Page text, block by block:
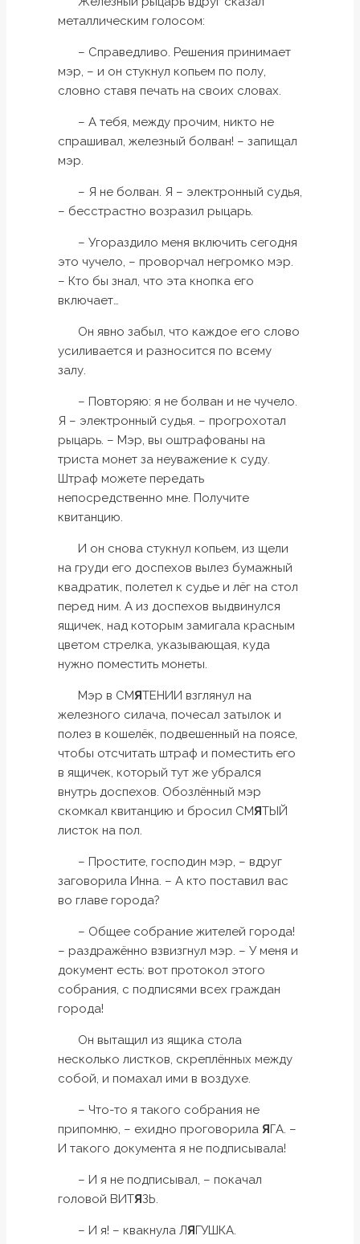
металлическим голосом:
– Справедливо. Решения принимает
мэр, – и он стукнул копьем по полу,
словно ставя печать на своих словах.
– А тебя, между прочим, никто не
спрашивал, железный болван! – запищал
мэр.
– Я не болван. Я – электронный судья,
– бесстрастно возразил рыцарь.
– Угораздило меня включить сегодня
это чучело, – проворчал негромко мэр.
– Кто бы знал, что эта кнопка его
включает…
Он явно забыл, что каждое его слово
усиливается и разносится по всему
залу.
– Повторяю: я не болван и не чучело.
Я – электронный судья. – прогрохотал
рыцарь. – Мэр, вы оштрафованы на
триста монет за неуважение к суду.
Штраф можете передать
непосредственно мне. Получите
квитанцию.
И он снова стукнул копьем, из щели
на груди его доспехов вылез бумажный
квадратик, полетел к судье и лёг на стол
перед ним. А из доспехов выдвинулся
ящичек, над которым замигала красным
цветом стрелка, указывающая, куда
нужно поместить монеты.
Мэр в СМЯТЕНИИ взглянул на
железного силача, почесал затылок и
полез в кошелёк, подвешенный на поясе,
чтобы отсчитать штраф и поместить его
в ящичек, который тут же убрался
внутрь доспехов. Обозлённый мэр
скомкал квитанцию и бросил СМЯТЫЙ
листок на пол.
– Простите, господин мэр, – вдруг
заговорила Инна. – А кто поставил вас
во главе города?
– Общее собрание жителей города!
– раздражённо взвизгнул мэр. – У меня и
документ есть: вот протокол этого
собрания, с подписями всех граждан
города!
Он вытащил из ящика стола
несколько листков, скреплённых между
собой, и помахал ими в воздухе.
– Что-то я такого собрания не
припомню, – ехидно проговорила ЯГА. –
И такого документа я не подписывала!
– И я не подписывал, – покачал
головой ВИТЯЗЬ.
– И я! – квакнула ЛЯГУШКА.